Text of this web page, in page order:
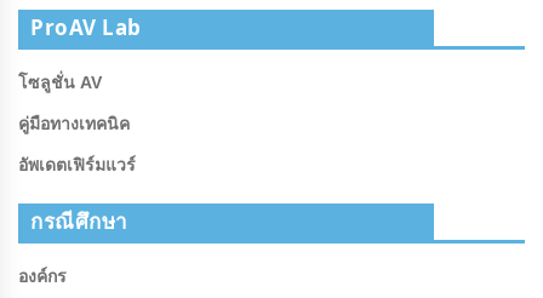
ProAV Lab
โซลูชั่น AV
คู่มือทางเทคนิค
อัพเดตเฟิร์มแวร์
กรณีศึกษา
องค์กร